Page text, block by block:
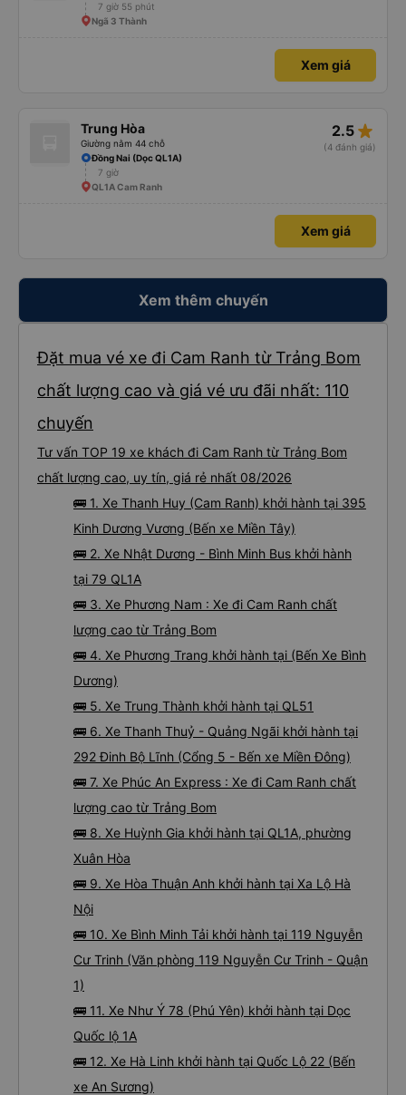
7 giờ 55 phút
Ngã 3 Thành
Xem giá
Trung Hòa
Giường nằm 44 chỗ
2.5 star_rate
(4 đánh giá)
Đồng Nai (Dọc QL1A)
7 giờ
QL1A Cam Ranh
Xem giá
Xem thêm chuyến
Đặt mua vé xe đi Cam Ranh từ Trảng Bom
chất lượng cao và giá vé ưu đãi nhất: 110
chuyến
Tư vấn TOP 19 xe khách đi Cam Ranh từ Trảng Bom
chất lượng cao, uy tín, giá rẻ nhất 08/2026
🚌 1. Xe Thanh Huy (Cam Ranh) khởi hành tại 395
Kinh Dương Vương (Bến xe Miền Tây)
🚌 2. Xe Nhật Dương - Bình Minh Bus khởi hành
tại 79 QL1A
🚌 3. Xe Phương Nam : Xe đi Cam Ranh chất
lượng cao từ Trảng Bom
🚌 4. Xe Phương Trang khởi hành tại (Bến Xe Bình
Dương)
🚌 5. Xe Trung Thành khởi hành tại QL51
🚌 6. Xe Thanh Thuỷ - Quảng Ngãi khởi hành tại
292 Đinh Bộ Lĩnh (Cổng 5 - Bến xe Miền Đông)
🚌 7. Xe Phúc An Express : Xe đi Cam Ranh chất
lượng cao từ Trảng Bom
🚌 8. Xe Huỳnh Gia khởi hành tại QL1A, phường
Xuân Hòa
🚌 9. Xe Hòa Thuận Anh khởi hành tại Xa Lộ Hà
Nội
🚌 10. Xe Bình Minh Tải khởi hành tại 119 Nguyễn
Cư Trinh (Văn phòng 119 Nguyễn Cư Trinh - Quận
1)
🚌 11. Xe Như Ý 78 (Phú Yên) khởi hành tại Dọc
Quốc lộ 1A
🚌 12. Xe Hà Linh khởi hành tại Quốc Lộ 22 (Bến
xe An Sương)